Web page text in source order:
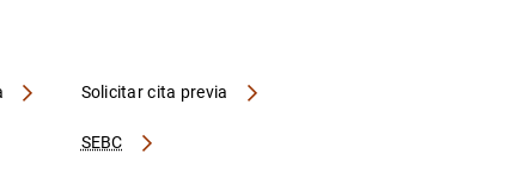
SEBC
Solicitar cita previa